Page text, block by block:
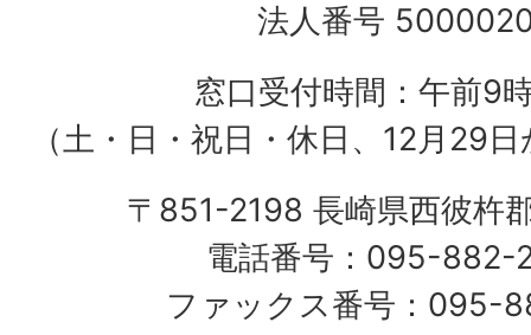
法人番号
窓口受付時間：午前9
（土・日・祝日・休日、12月29
〒851-2198 長崎県西彼杵
電話番号：095-
ファックス番号：095-